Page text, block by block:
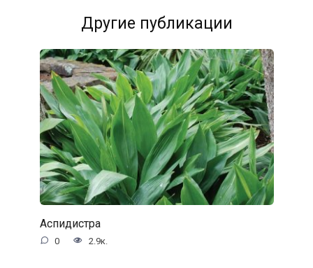
Другие публикации
Аспидистра
0 2.9к.